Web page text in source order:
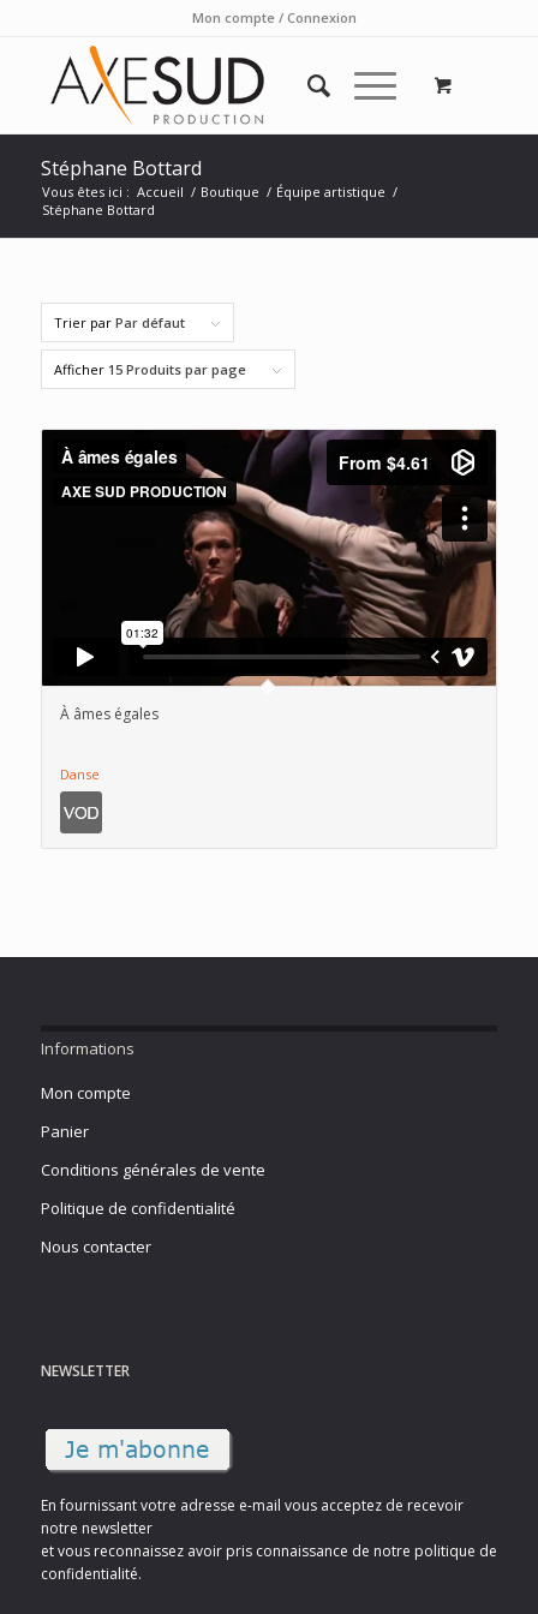
Mon compte / Connexion
Stéphane Bottard
Vous êtes ici : Accueil / Boutique / Équipe artistique /
Stéphane Bottard
Trier par Par défaut
Afficher 15 Produits par page
À âmes égales
Danse
Informations
Mon compte
Panier
Conditions générales de vente
Politique de confidentialité
Nous contacter
NEWSLETTER
En fournissant votre adresse e-mail vous acceptez de recevoir
notre newsletter
et vous reconnaissez avoir pris connaissance de notre politique de
confidentialité.